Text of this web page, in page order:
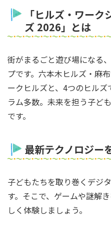
「ヒルズ・ワー
ズ 2026」とは
街がまるごと遊び場になる
プです。六本木ヒルズ・麻
ークヒルズと、4つのヒル
ラム多数。未来を担う子ど
です。
最新テクノロジー
子どもたちを取り巻くデジ
す。そこで、ゲームや謎解
しく体験しましょう。